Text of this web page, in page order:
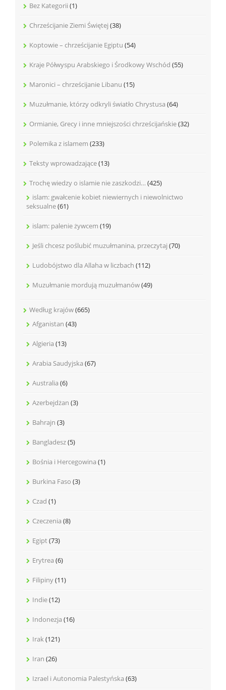
Bez Kategorii (1)
Chrześcijanie Ziemi Świętej (38)
Koptowie – chrześcijanie Egiptu (54)
Kraje Półwyspu Arabskiego i Środkowy Wschód (55)
Maronici – chrześcijanie Libanu (15)
Muzułmanie, którzy odkryli światło Chrystusa (64)
Ormianie, Grecy i inne mniejszości chrześcijańskie(32)
Polemika z islamem (233)
Teksty wprowadzające(13)
Trochę wiedzy o islamie nie zaszkodzi… (425)
islam: gwałcenie kobiet niewiernych i niewolnictwo
seksualne(61)
islam: palenie żywcem (19)
Jeśli chcesz poślubić muzułmanina, przeczytaj (70)
Ludobójstwo dla Allaha w liczbach (112)
Muzułmanie mordują muzułmanów(49)
Według krajów(665)
Afganistan (43)
Algieria (13)
Arabia Saudyjska (67)
Australia (6)
Azerbejdżan (3)
Bahrajn (3)
Bangladesz(5)
Bośnia i Hercegowina (1)
Burkina Faso (3)
Czad (1)
Czeczenia (8)
Egipt(73)
Erytrea (6)
Filipiny(11)
Indie(12)
Indonezja (16)
Irak(121)
Iran (26)
Izrael i Autonomia Palestyńska (63)